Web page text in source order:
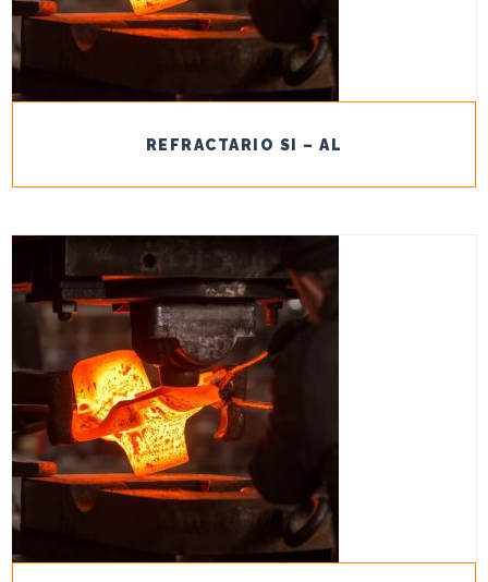
REFRACTARIO SI – AL